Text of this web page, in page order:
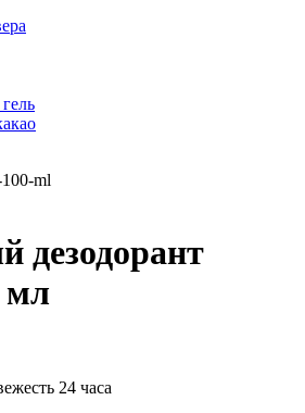
дезодорант
мл
24 часа